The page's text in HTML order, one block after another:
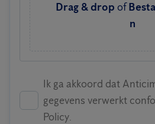
Drag & drop of
n
Ik ga akkoord dat
gegevens verwerkt
Policy.